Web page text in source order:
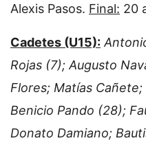
Alexis Pasos. Final: 20
Cadetes (U15):
Rojas (7); Augusto
Flores; Matías
Benicio Pando (28);
Donato Damiano;